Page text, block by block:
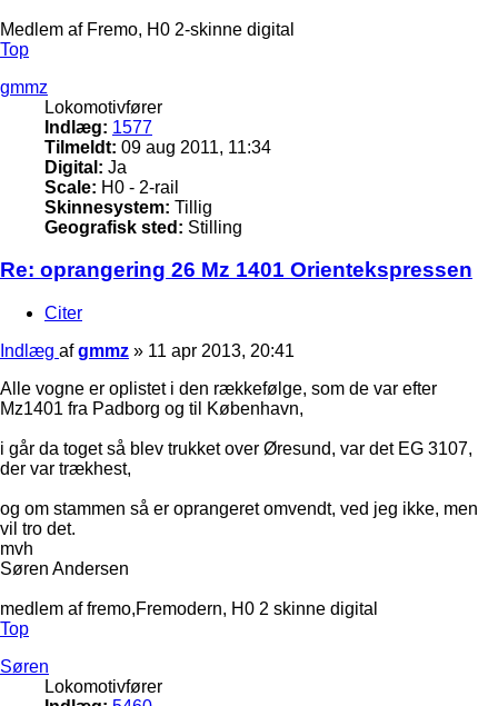
Medlem af Fremo, H0 2-skinne digital
Top
gmmz
Lokomotivfører
Indlæg: 1577
Tilmeldt: 09 aug 2011, 11:34
Digital: Ja
Scale: H0 - 2-rail
Skinnesystem: Tillig
Geografisk sted: Stilling
Re: oprangering 26 Mz 1401 Orientekspressen
Citer
Indlæg afgmmz » 11 apr 2013, 20:41
Alle vogne er oplistet i den rækkefølge, som de var efter
Mz1401 fra Padborg og til København,
i går da toget så blev trukket over Øresund, var det EG 3107,
der var trækhest,
og om stammen så er oprangeret omvendt, ved jeg ikke, men
vil tro det.
mvh
Søren Andersen
medlem af fremo,Fremodern, H0 2 skinne digital
Top
Søren
Lokomotivfører